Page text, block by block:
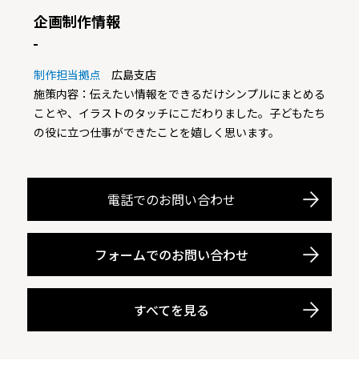
企画制作情報
制作担当拠点
広島支店
施策内容：伝えたい情報をできるだけシンプルにまとめる
ことや、イラストのタッチにこだわりました。子どもたち
の役に立つ仕事ができたことを嬉しく思います。
電話でのお問い合わせ
フォームでのお問い合わせ
すべてを見る